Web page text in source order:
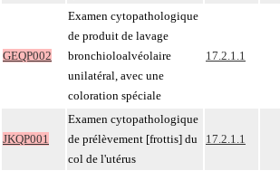
GEQP002
Examen cytopathologique
de produit de lavage
bronchioloalvéolaire
unilatéral, avec une
coloration spéciale
17.2.1.1
JKQP001
Examen cytopathologique
de prélèvement [frottis] du
col de l'utérus
17.2.1.1